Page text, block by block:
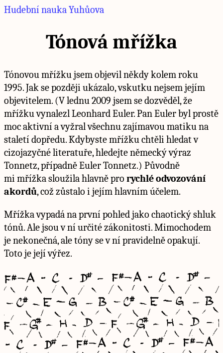
Hudební nauka Yuhůova
Tónová mřížka
Tónovou mřížku jsem objevil někdy kolem roku
1995. Jak se později ukázalo, vskutku nejsem jejím
objevitelem. (V lednu 2009 jsem se dozvěděl, že
mřížku vynalezl Leonhard Euler. Pan Euler byl prostě
moc aktivní a vyžral všechnu zajímavou matiku na
staletí dopředu. Kdybyste mřížku chtěli hledat v
cizojazyčné literatuře, hledejte německý výraz
Tonnetz, případně Euler Tonnetz.) Původně
mi mřížka sloužila hlavně pro rychlé odvozování
akordů, což zůstalo i jejím hlavním účelem.
Mřížka vypadá na první pohled jako chaotický shluk
tónů. Ale jsou v ní určité zákonitosti. Mimochodem
je nekonečná, ale tóny se v ní pravidelně opakují.
Toto je její výřez.